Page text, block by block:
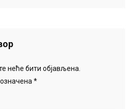
неће бити објављена.
*